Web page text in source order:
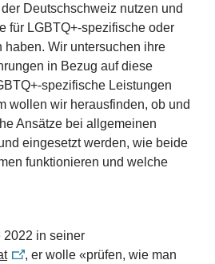
Deutschschweiz nutzen und
für LGBTQ+-spezifische oder
Wir untersuchen ihre
in Bezug auf diese
spezifische Leistungen
wollen wir herausfinden, ob und
Ansätze bei allgemeinen
eingesetzt werden, wie beide
funktionieren und welche
2022 in seiner
, er wolle «prüfen, wie man